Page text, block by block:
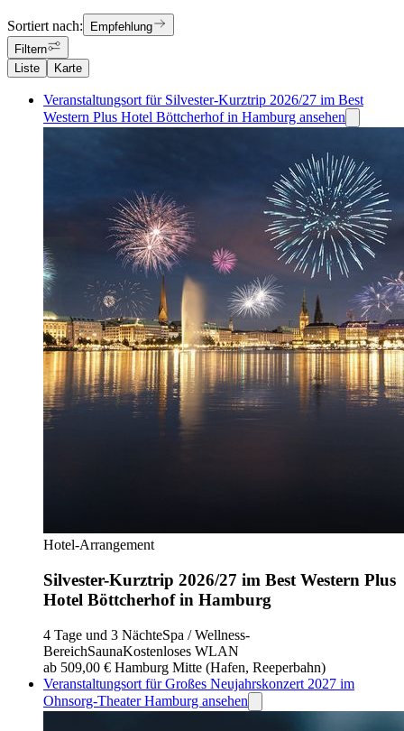
Sortiert nach:
Empfehlung
Filtern
Liste
Karte
Veranstaltungsort für Silvester-Kurztrip 2026/27 im Best
Western Plus Hotel Böttcherhof in Hamburg ansehen
Hotel-Arrangement
Silvester-Kurztrip 2026/27 im Best Western Plus
Hotel Böttcherhof in Hamburg
4 Tage und 3 NächteSpa / Wellness-
BereichSaunaKostenloses WLAN
ab 509,00 € Hamburg Mitte (Hafen, Reeperbahn)
Veranstaltungsort für Großes Neujahrskonzert 2027 im
Ohnsorg-Theater Hamburg ansehen